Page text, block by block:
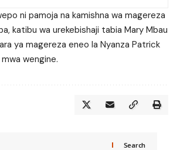
ni pamoja na kamishna wa magereza
katibu wa urekebishaji tabia Mary Mbau
ya magereza eneo la Nyanza Patrick
wengine.
Search